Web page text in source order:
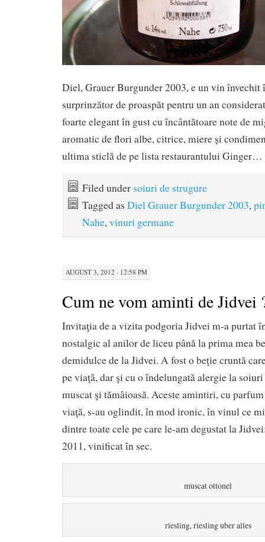
Diel, Grauer Burgunder 2003, e un vin învechit
surprinzător de proaspăt pentru un an
foarte elegant în gust cu încântătoare note de
aromatic de flori albe, citrice, miere și
ultima sticlă de pe lista restaurantului Ginger…
Filed under soiuri de strugure
Tagged as Diel Grauer Burgunder 2003,
Nahe,vinuri germane
AUGUST 3, 2012 · 12:58 PM
Cum ne vom aminti de Jidvei
Invitaţia de a vizita podgoria Jidvei m-a purtat
nostalgic al anilor de liceu până la prima mea
demidulce de la Jidvei. A fost o beţie cruntă
pe viaţă, dar şi cu o îndelungată alergie la
muscat şi tămâioasă. Aceste amintiri, cu
viaţă, s-au oglindit, în mod ironic, în vinul ce
dintre toate cele pe care le-am degustat la
2011, vinificat în sec.
muscat ottonel
riesling, riesling uber alles